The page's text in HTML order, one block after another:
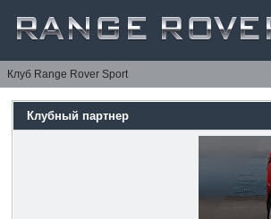
Клуб Range Rover Sport
Клубный партнер